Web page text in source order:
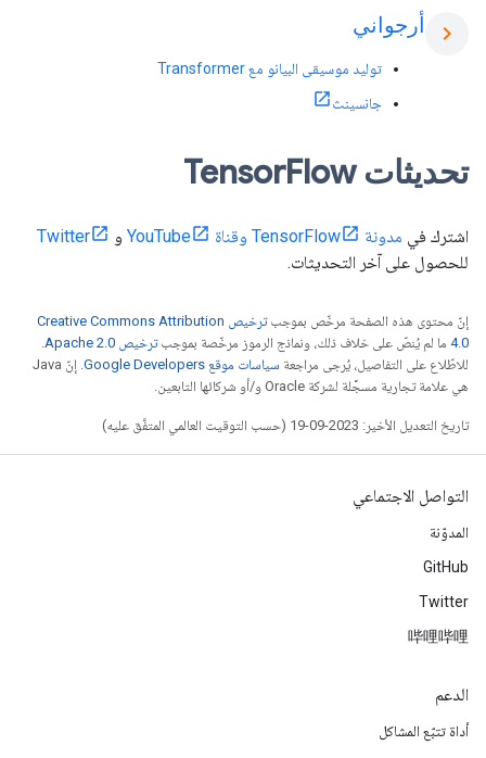
chevron_right أرجواني
توليد موسيقى البيانو مع Transformer
جانسينث
تحديثات TensorFlow
اشترك في مدونة TensorFlow وقناة YouTube و
Twitter
للحصول على آخر التحديثات.
إنّ محتوى هذه الصفحة مرخّص بموجب
ترخيص Creative Commons Attribution
4.0‏ ما لم يُنصّ على خلاف ذلك، ونماذج الرموز مرخّصة بموجبترخيص Apache 2.0‏
.
للاطّلاع على التفاصيل، يُرجى مراجعة سياسات موقع Google Developers‏
. إنّ Java
هي علامة تجارية مسجَّلة لشركة Oracle و/أو شركائها التابعين.
تاريخ التعديل الأخير: 2023-09-19 (حسب التوقيت العالمي المتفَّق عليه)
التواصل الاجتماعي
المدوّنة
GitHub
Twitter
哔哩哔哩
الدعم
أداة تتبّع المشاكل